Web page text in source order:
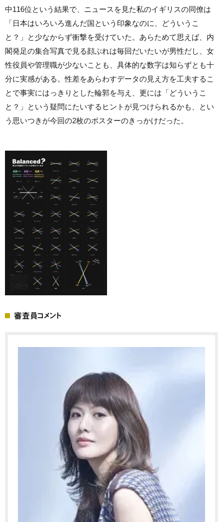
中116位という結果で、ニュースを見た私のイギリスの同僚は
「日本はいろいろ進んだ国という印象なのに、どういうこ
と？」と少なからず衝撃を受けていた。あらためて思えば、内
閣発足の集合写真で見る顔ぶれは毎回だいたいが男性だし、女
性役員や管理職が少ないことも、具体的な数字は知らずとも十
分に実感がある。性差をあらわすデータの見え方を工夫するこ
とで事実にはっきりとした輪郭を与え、更には「どういうこ
と？」という疑問にたいするヒントが見つけられるかも、とい
う思いつきが今回の2枚のポスターのきっかけだった。
審査員コメント